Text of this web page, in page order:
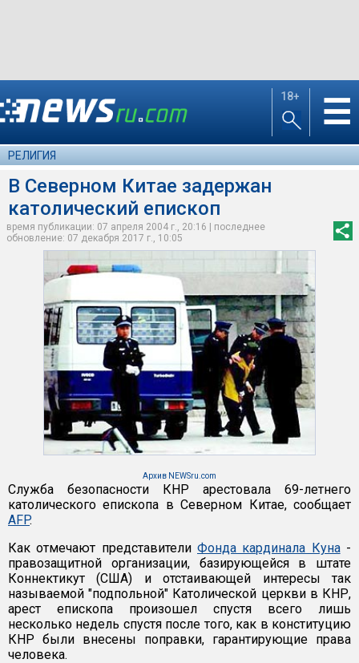
18+ ☰
РЕЛИГИЯ
В Северном Китае задержан
католический епископ
время публикации: 07 апреля 2004 г., 20:16 | последнее
обновление: 07 декабря 2017 г., 10:05
Архив NEWSru.com
Служба безопасности КНР арестовала 69-летнего
католического епископа в Северном Китае, сообщает
AFP.
Как отмечают представители Фонда кардинала Куна-
правозащитной организации, базирующейся в штате
Коннектикут (США) и отстаивающей интересы так
называемой "подпольной" Католической церкви в КНР,
арест епископа произошел спустя всего лишь
несколько недель спустя после того, как в конституцию
КНР были внесены поправки, гарантирующие права
человека.